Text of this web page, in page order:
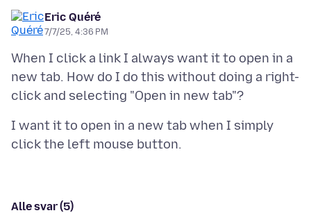
Eric Quéré
7/7/25, 4:36 PM
When I click a link I always want it to open in a
new tab. How do I do this without doing a right-
I want it to open in a new tab when I simply
Alle svar (5)